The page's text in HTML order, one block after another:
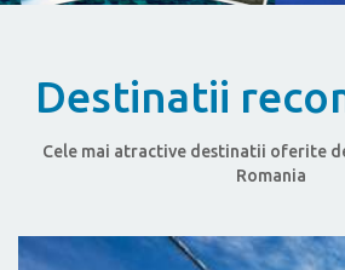
Destinatii
Cele mai atractive destinatii oferite
Romania